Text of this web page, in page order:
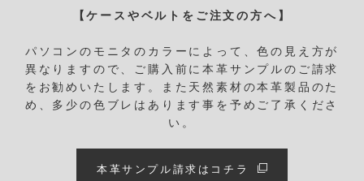
【ケースやベルトをご注文の方へ】
パソコンのモニタのカラーによって、色の見え方が
異なりますので、ご購入前に本革サンプルのご請求
をお勧めいたします。
また天然素材の本革製品のた
め、多少の色ブレはあります事を予めご了承くださ
い。
本革サンプル請求はコチラ